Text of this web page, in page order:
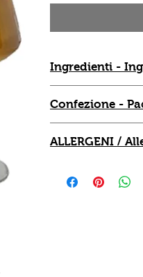
Ingredienti -
Gradazione 7% vol
Gradation 7% vol
Confezione -
Bottle of 0.33 l. Pack
ALLERGENI /